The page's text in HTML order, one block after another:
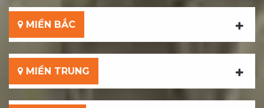
MIỀN BẮC
MIỀN TRUNG